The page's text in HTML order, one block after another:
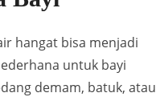
hangat bisa menjadi
untuk bayi
demam, batuk, atau